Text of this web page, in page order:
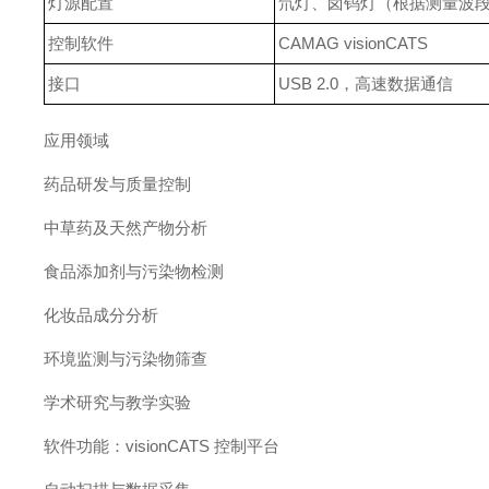
控制软件 CAMAG visionCATS
接口 USB 2.0，高速数据通信
应用领域
药品研发与质量控制
中草药及天然产物分析
食品添加剂与污染物检测
化妆品成分分析
环境监测与污染物筛查
学术研究与教学实验
软件功能：visionCATS 控制平台